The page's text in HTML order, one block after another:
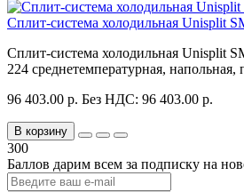
Сплит-система холодильная Unisplit
Сплит-система холодильная Unisplit
224 среднетемпературная, напольная,
96 403.00 р. Без НДС: 96 403.00 р.
В корзину
300
Баллов дарим всем за подписку на